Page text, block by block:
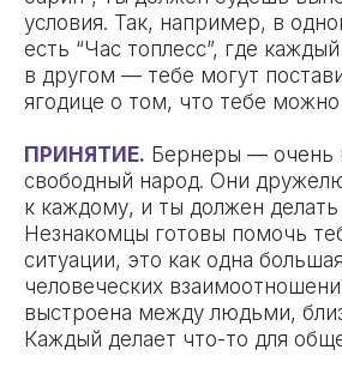
условия. Так, например, в
есть “Час топлесс”, где
в другом — тебе могут
ягодице о том, что тебе можно
ПРИНЯТИЕ. Бернеры — очень
свободный народ. Они
к каждому, и ты должен делать
Незнакомцы готовы помочь
ситуации, это как одна
человеческих
выстроена между людьми,
Каждый делает что-то для